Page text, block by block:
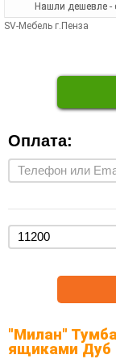
Нашли дешевле -
SV-Мебель г.Пенза
Оплата:
"Милан"
ящиками Дуб